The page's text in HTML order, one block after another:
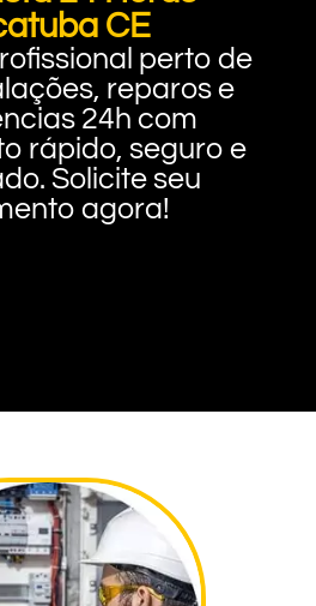
CE
perto de
reparos e
24h com
rápido, seguro e
Solicite seu
agora!